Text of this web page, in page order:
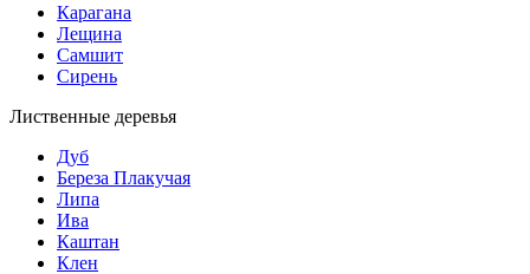
Карагана
Лещина
Самшит
Сирень
Лиственные деревья
Дуб
Береза Плакучая
Липа
Ива
Каштан
Клен